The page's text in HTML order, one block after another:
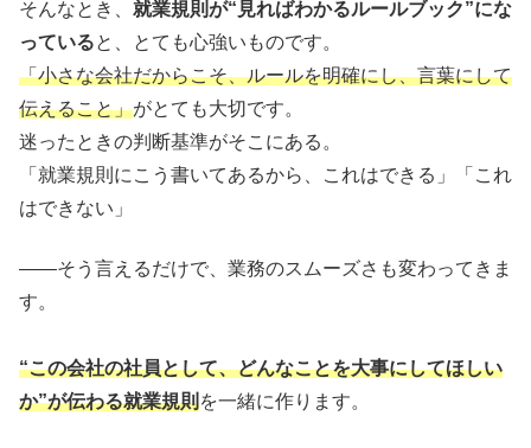
そんなとき、 就業規則が“見ればわかるルールブック”にな
っていると、とても心強いものです。
「小さな会社だからこそ、ルールを明確にし、言葉にして
伝えること」がとても大切です。
迷ったときの判断基準がそこにある。
「就業規則にこう書いてあるから、これはできる」「これ
はできない」
――そう言えるだけで、業務のスムーズさも変わってきま
す。
“この会社の社員として、どんなことを大事にしてほしい
か”が伝わる就業規則を一緒に作ります。